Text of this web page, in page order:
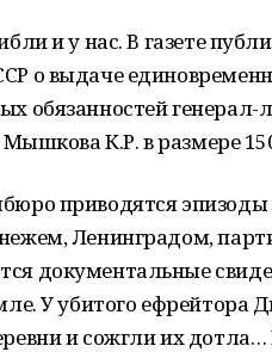
и у нас. В газете
о выдаче
обязанностей генерал-
К.Р. в размере
приводятся
Ленинградом,
документальные
У убитого ефрейтора
и сожгли их